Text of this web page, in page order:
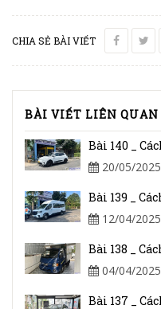
CHIA SẺ BÀI VIẾT
BÀI VIẾT LIÊN QUAN
20/05/2025
12/04/2025
04/04/2025